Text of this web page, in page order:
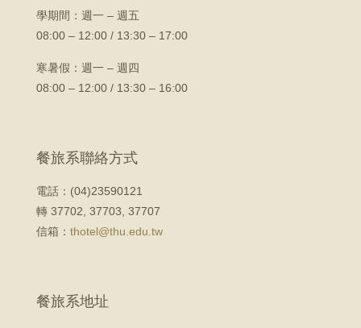
學期間： 週一 – 週五
08:00 – 12:00 / 13:30 – 17:00
寒暑假：週一 – 週四
08:00 – 12:00 / 13:30 – 16:00
餐旅系聯絡方式
電話：(04)23590121
轉 37702, 37703, 37707
信箱： thotel@thu.edu.tw
餐旅系地址